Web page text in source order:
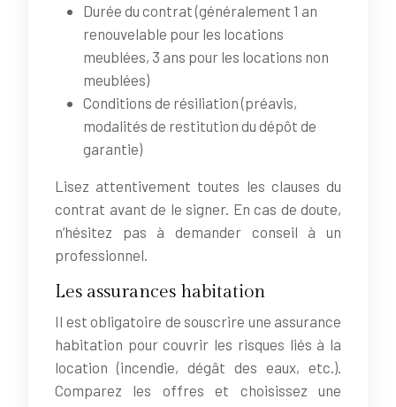
Durée du contrat (généralement 1 an
renouvelable pour les locations
meublées, 3 ans pour les locations non
meublées)
Conditions de résiliation (préavis,
modalités de restitution du dépôt de
garantie)
Lisez attentivement toutes les clauses du
contrat avant de le signer. En cas de doute,
n’hésitez pas à demander conseil à un
professionnel.
Les assurances habitation
Il est obligatoire de souscrire une assurance
habitation pour couvrir les risques liés à la
location (incendie, dégât des eaux, etc.).
Comparez les offres et choisissez une